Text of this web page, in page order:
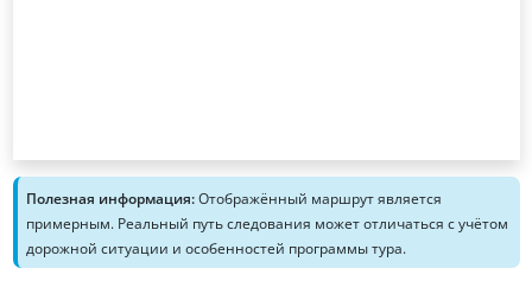
Полезная информация:Отображённый маршрут является
примерным. Реальный путь следования может отличаться с учётом
дорожной ситуации и особенностей программы тура.